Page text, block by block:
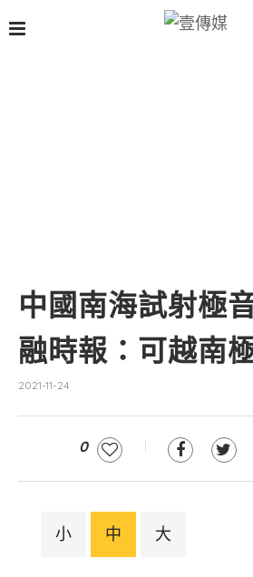
中國南海試射極
融時報：可越南
2021-11-24
0
小 中 大